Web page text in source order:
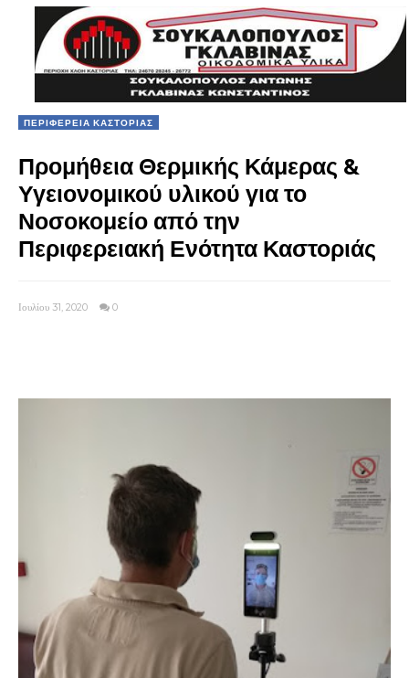
ΠΕΡΙΦΕΡΕΙΑ ΚΑΣΤΟΡΙΑΣ
Προμήθεια Θερμικής Κάμερας &
Υγειονομικού υλικού για το
Νοσοκομείο από την
Περιφερειακή Ενότητα Καστοριάς
Ιουλίου 31, 2020 0